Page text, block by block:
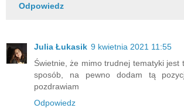
Odpowiedz
Julia Łukasik 9 kwietnia 2021 11:55
Świetnie, że mimo trudnej tematyki jest
sposób, na pewno dodam tą
pozdrawiam
Odpowiedz